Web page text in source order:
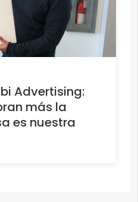
Advertising:
más la
es nuestra